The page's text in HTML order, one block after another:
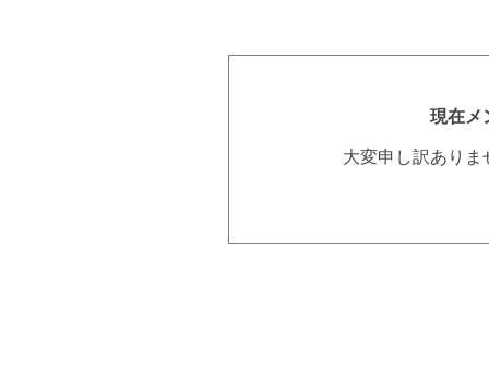
現在メ
大変申し訳あり